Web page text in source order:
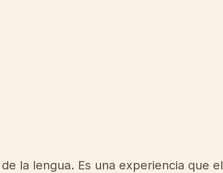
la lengua. Es una experiencia que el